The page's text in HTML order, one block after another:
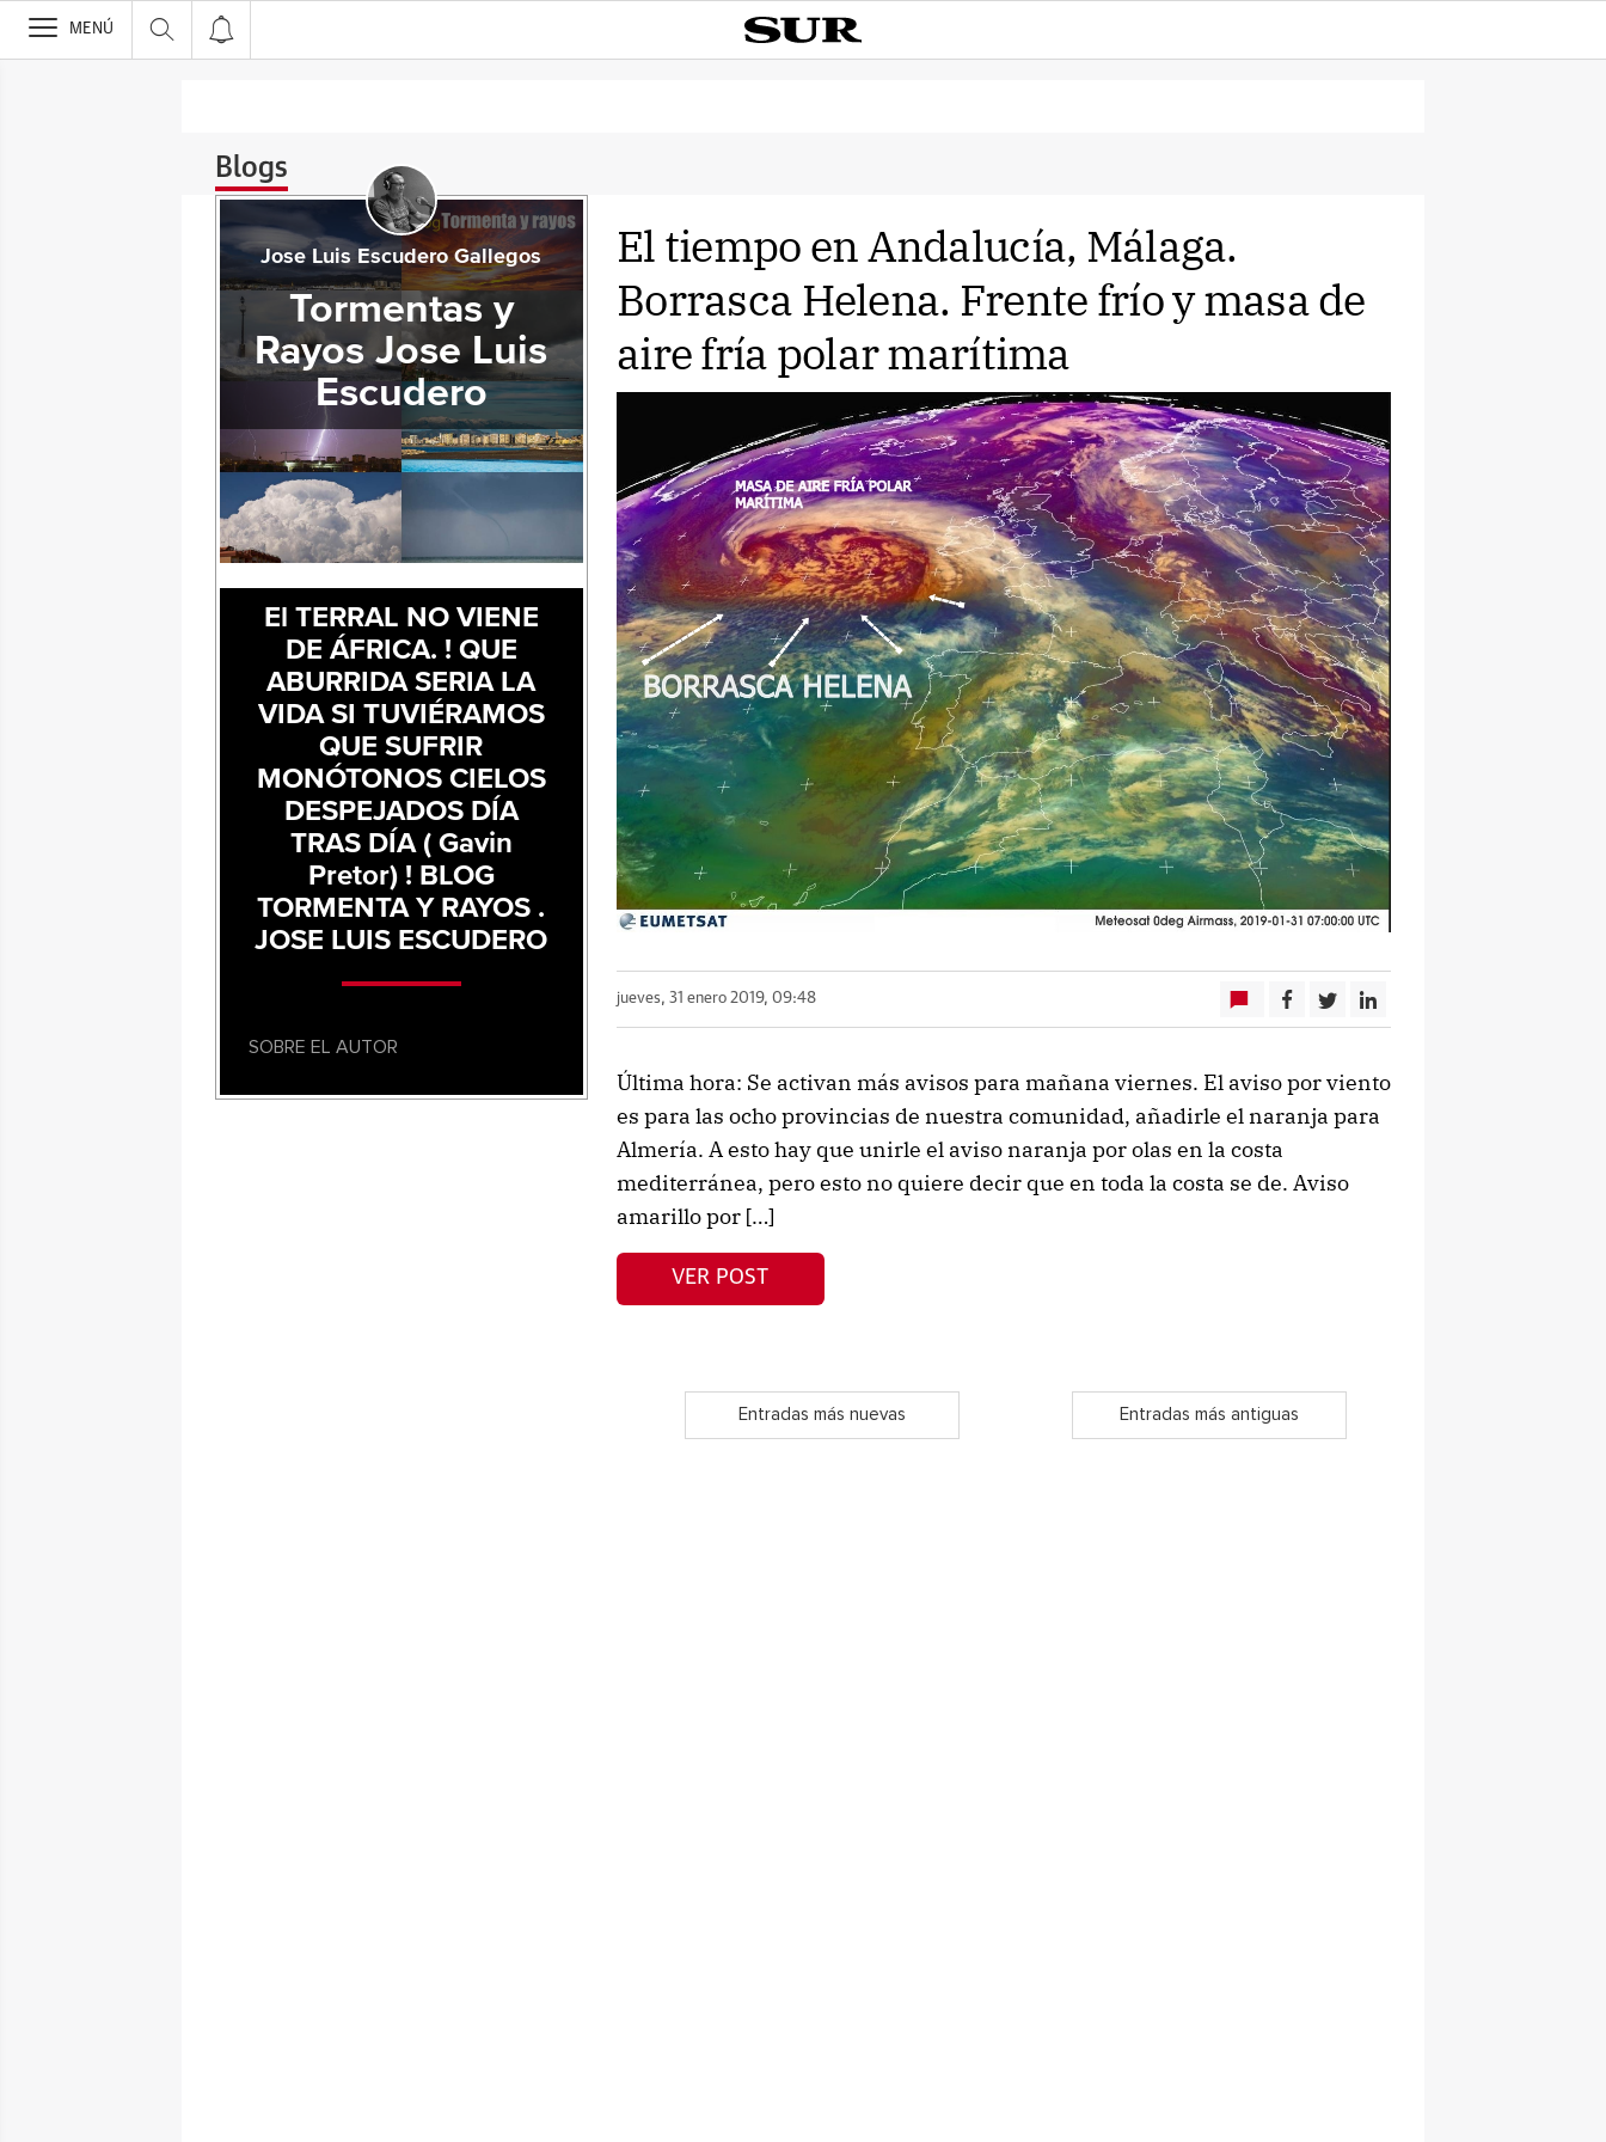
>
MENÚ
Blogs
El tiempo en Andalucía, Málaga.
Borrasca Helena. Frente frío y masa de
aire fría polar marítima
jueves, 31 enero 2019, 09:48
Última hora: Se activan más avisos para mañana viernes. El aviso por viento
es para las ocho provincias de nuestra comunidad, añadirle el naranja para
Almería. A esto hay que unirle el aviso naranja por olas en la costa
mediterránea, pero esto no quiere decir que en toda la costa se de. Aviso
amarillo por […]
VER POST
Entradas más nuevas Entradas más antiguas
Jose Luis Escudero Gallegos
Tormentas y
Rayos Jose Luis
Escudero
El TERRAL NO VIENE
DE ÁFRICA. ! QUE
ABURRIDA SERIA LA
VIDA SI TUVIÉRAMOS
QUE SUFRIR
MONÓTONOS CIELOS
DESPEJADOS DÍA
TRAS DÍA ( Gavin
Pretor) ! BLOG
TORMENTA Y RAYOS .
JOSE LUIS ESCUDERO
SOBRE EL AUTOR